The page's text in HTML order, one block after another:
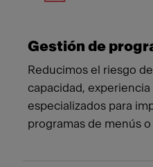
Gestión de
Reducimos el riesgo
capacidad,
especializados para
programas de menús